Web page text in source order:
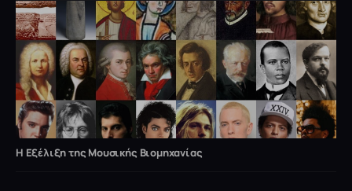
Η Εξέλιξη της Μουσικής Βιομηχανίας